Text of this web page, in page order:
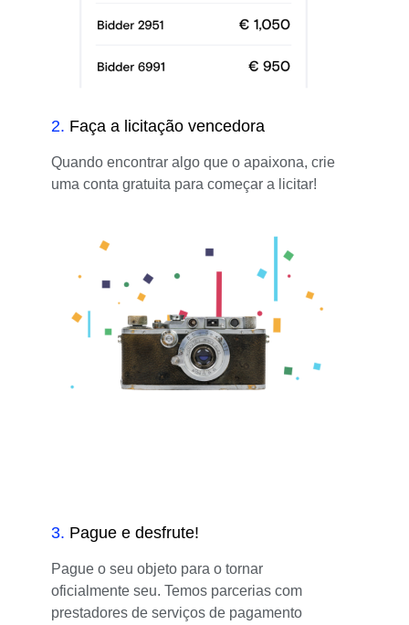
2. Faça a licitação vencedora
Quando encontrar algo que o apaixona, crie
uma conta gratuita para começar a licitar!
3. Pague e desfrute!
Pague o seu objeto para o tornar
oficialmente seu. Temos parcerias com
prestadores de serviços de pagamento